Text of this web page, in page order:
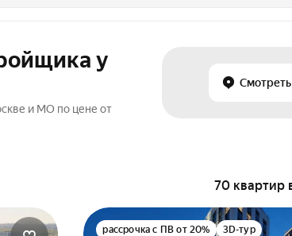
у
и МО по цене от
70 квартир
рассрочка с ПВ от 20% 3D-тур